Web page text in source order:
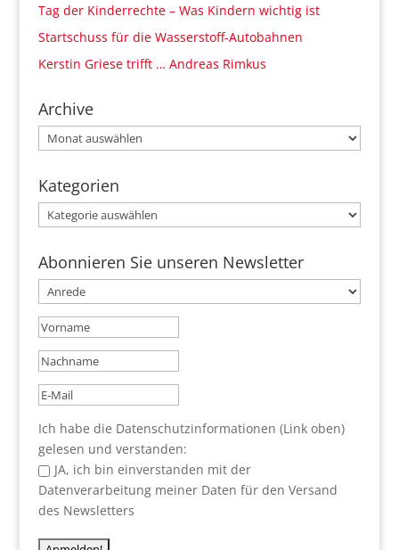
Tag der Kinderrechte – Was Kindern wichtig ist
Startschuss für die Wasserstoff-Autobahnen
Kerstin Griese trifft … Andreas Rimkus
Archive
Archive
Kategorien
Kategorien
Abonnieren Sie unseren Newsletter
Ich habe die Datenschutzinformationen (Link oben)
gelesen und verstanden:
JA, ich bin einverstanden mit der
Datenverarbeitung meiner Daten für den Versand
des Newsletters